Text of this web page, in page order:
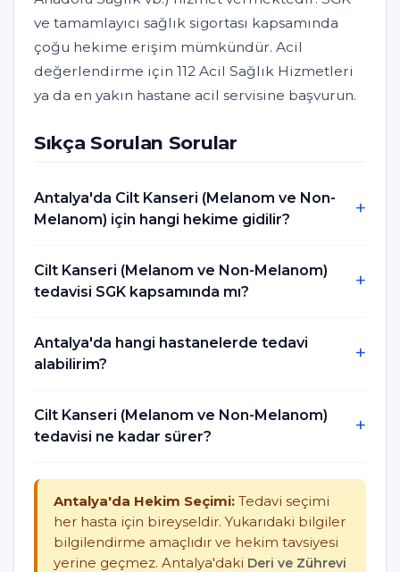
ve tamamlayıcı sağlık sigortası kapsamında
çoğu hekime erişim mümkündür. Acil
değerlendirme için 112 Acil Sağlık Hizmetleri
ya da en yakın hastane acil servisine başvurun.
Sıkça Sorulan Sorular
Antalya'da Cilt Kanseri (Melanom ve Non-
Melanom) için hangi hekime gidilir?
Cilt Kanseri (Melanom ve Non-Melanom)
tedavisi SGK kapsamında mı?
Antalya'da hangi hastanelerde tedavi
alabilirim?
Cilt Kanseri (Melanom ve Non-Melanom)
tedavisi ne kadar sürer?
Antalya'da Hekim Seçimi: Tedavi seçimi
her hasta için bireyseldir. Yukarıdaki bilgiler
bilgilendirme amaçlıdır ve hekim tavsiyesi
yerine geçmez. Antalya'daki Deri ve Zührevi